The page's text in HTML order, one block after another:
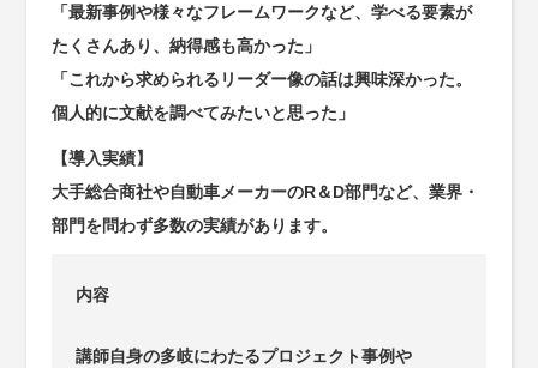
「最新事例や様々なフレームワークなど、学べる要素が
たくさんあり、納得感も高かった」
「これから求められるリーダー像の話は興味深かった。
個人的に文献を調べてみたいと思った」
【導入実績】
大手総合商社や自動車メーカーのR＆D部門など、業界・
部門を問わず多数の実績があります。
内容
講師自身の多岐にわたるプロジェクト事例や